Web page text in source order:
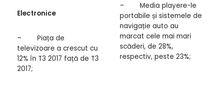
Electronice
– Piața de
televizoare a crescut cu
12% în T3 2017 față de T3
2017;
– Media playere-le
portabile și sistemele de
navigație auto au
marcat cele mai mari
scăderi, de 28%,
respectiv, peste 23%;